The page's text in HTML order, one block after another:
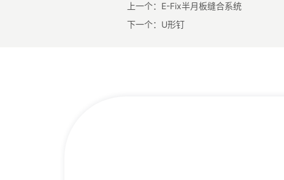
上一个： E-Fix半月板缝合系统
下一个： U形钉